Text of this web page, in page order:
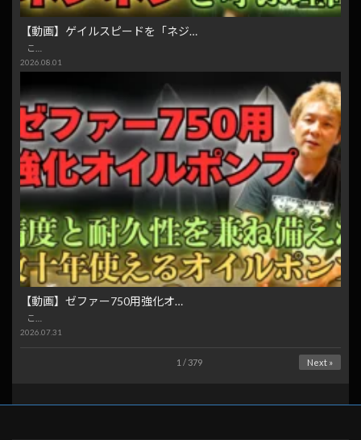
【動画】ゲイルスピードを「ネジ…
こ…
2026.08.01
【動画】ゼファー750用強化オ…
こ…
2026.07.31
1 / 379 Next »